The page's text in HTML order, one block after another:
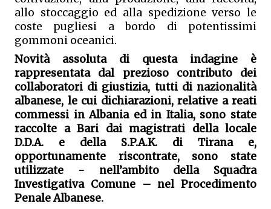
allo stoccaggio ed alla spedizione verso le
coste pugliesi a bordo di potentissimi
gommoni oceanici.
Novità assoluta di questa indagine è
rappresentata dal prezioso contributo dei
collaboratori di giustizia, tutti di nazionalità
albanese, le cui dichiarazioni, relative a reati
commessi in Albania ed in Italia, sono state
raccolte a Bari dai magistrati della locale
D.D.A. e della S.P.A.K. di Tirana e,
opportunamente riscontrate, sono state
utilizzate - nell’ambito della Squadra
Investigativa Comune – nel Procedimento
Penale Albanese.